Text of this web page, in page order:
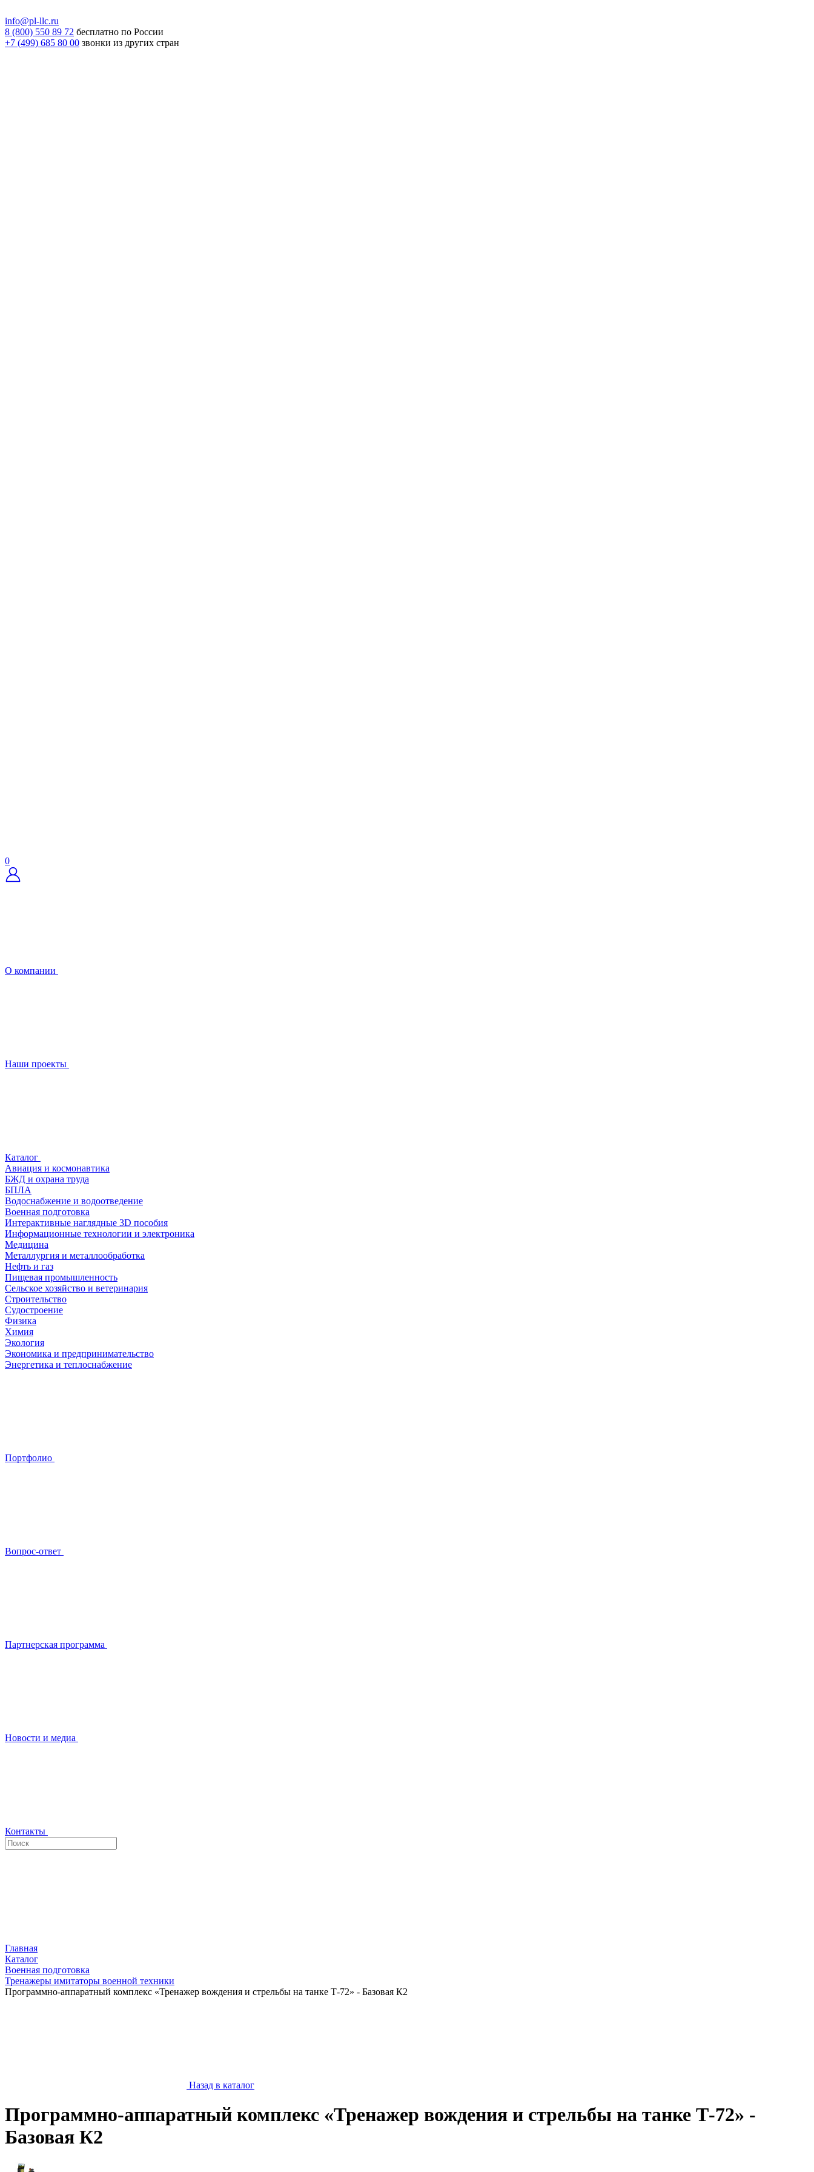
info@pl-llc.ru
8 (800) 550 89 72 бесплатно по России
+7 (499) 685 80 00 звонки из других стран
0
О компании
Наши проекты
Каталог
Авиация и космонавтика
БЖД и охрана труда
БПЛА
Водоснабжение и водоотведение
Военная подготовка
Интерактивные наглядные 3D пособия
Информационные технологии и электроника
Медицина
Металлургия и металлообработка
Нефть и газ
Пищевая промышленность
Сельское хозяйство и ветеринария
Строительство
Судостроение
Физика
Химия
Экология
Экономика и предпринимательство
Энергетика и теплоснабжение
Портфолио
Вопрос-ответ
Партнерская программа
Новости и медиа
Контакты
Главная
Каталог
Военная подготовка
Тренажеры имитаторы военной техники
Программно-аппаратный комплекс «Тренажер вождения и стрельбы на танке Т-72» - Базовая К2
Назад в каталог
Программно-аппаратный комплекс «Тренажер вождения и стрельбы на танке Т-72» -
Базовая К2